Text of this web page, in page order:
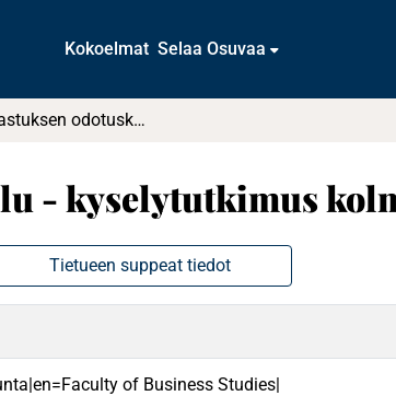
Kokoelmat Selaa Osuvaa
Tilintarkastuksen odotuskuilu - kyselytutkimus kolmelle sidosryhmälle
- kyselytutkimus
Tietueen suppeat tiedot
of Business Studies|